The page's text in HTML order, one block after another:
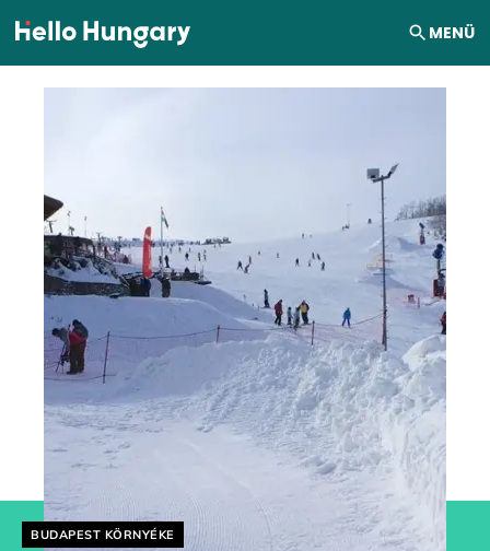
Ugrás a tartalomhoz MENÜ
Helyszín címkék:
BUDAPEST KÖRNYÉKE